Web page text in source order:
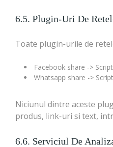
6.5. Plugin-Uri De
Toate plugin-urile de
Facebook share ->
Whatsapp share ->
Niciunul dintre aceste
produs, link-uri si text,
6.6. Serviciul De